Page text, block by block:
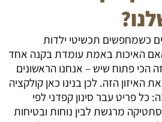
כשמחפשים תכשיטי ילדות
האיכות באמת עומדת בקנה אחד
הכי פתוח שיש – אנחנו הראשונים
הזה. לכן בנינו כאן קולקציה
פריט עבר סינון קפדני לפי
מרגשת לבין נוחות ובטיחות